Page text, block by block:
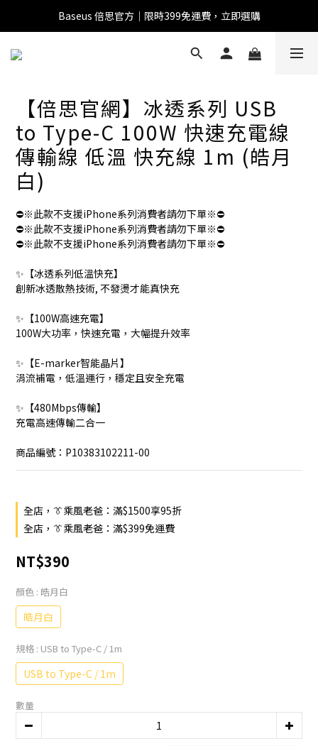
全館滿1500 95折
Baseus 倍思官方｜限時399免運費，立即選購
【倍思官網】冰透系列 USB
to Type-C 100W 快速充電線
傳輸線 低溫 快充線 1m (皓月
白)
⛔※此款不支援iPhone系列消費者請勿下單※⛔
⛔※此款不支援iPhone系列消費者請勿下單※⛔
⛔※此款不支援iPhone系列消費者請勿下單※⛔
✨【冰透系列低溫快充】
創新冰透散熱技術, 不發燙才能真快充
✨【100W高速充電】
100W大功率，快速充電，大幅提升效率
✨【E-marker智能晶片】
涓流補電，低溫運行，穩定且安全充電
✨【480Mbps傳輸】
充電高速傳輸二合一
商品編號：P10383102211-00
全店，👔乘風老爸：滿$1500享95折
全店，👔乘風老爸：滿$399免運費
NT$390
顏色 : 皓月白
皓月白
規格 : USB to Type-C / 1m
USB to Type-C / 1m
數量
Baseus 小獅助理
商品導購 / 客服資訊
您好，我是 Baseus 小獅助理。我可以協助查詢商品、活
動、出貨、保固與門市資訊；需要真人客服也可以直接留
言。
真人客服時間 09:00-17:00